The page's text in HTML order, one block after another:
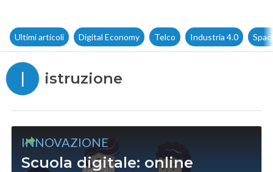
Ultimi articoli Digital Economy Telco Industria 4.0
I istruzione
INNOVAZIONE
Scuola digitale: online